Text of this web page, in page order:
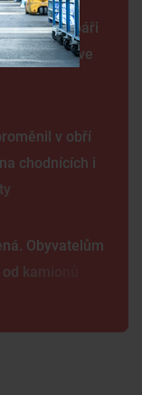
očima. Rybáři
ryby ve
v obří
chodnících i
Obyvatelům
kamionů